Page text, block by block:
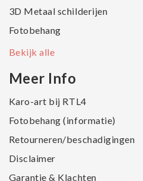
3D Metaal schilderijen
Fotobehang
Bekijk alle
Meer Info
Karo-art bij RTL4
Fotobehang (informatie)
Retourneren/beschadigingen
Disclaimer
Garantie & Klachten